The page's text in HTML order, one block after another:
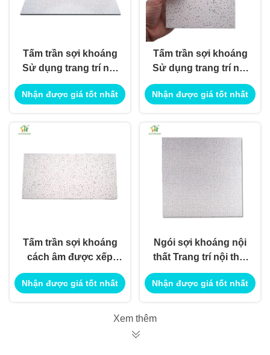
Tấm trần sợi khoáng
Sử dụng trang trí nội
ngoại thất cho ứng
dụng xây dựng công
Nhận được giá tốt nhất
Tấm trần sợi khoáng
Sử dụng trang trí nội
ngoại thất cho ứng
dụng xây dựng công
Nhận được giá tốt nhất
Tấm trần sợi khoáng
cách âm được xếp
hạng chống cháy để
sử dụng trang trí nội
Nhận được giá tốt nhất
Ngói sợi khoáng nội
thất Trang trí nội thất
ngoại thất Sử dụng
cho ứng dụng xây
Nhận được giá tốt nhất
Xem thêm